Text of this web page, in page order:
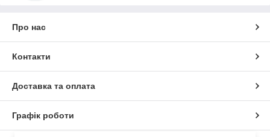
Про нас
Контакти
Доставка та оплата
Графік роботи